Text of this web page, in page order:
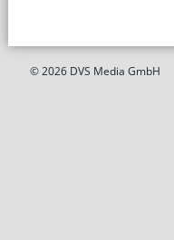
© 2026 DVS Media GmbH